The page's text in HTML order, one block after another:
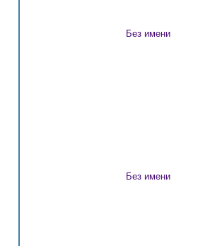
Без имени
Без имени